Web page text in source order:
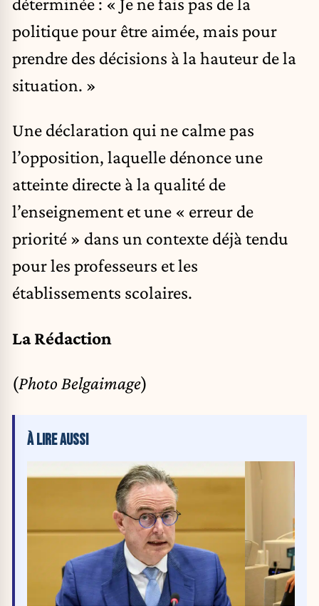
politique pour être aimée, mais pour
prendre des décisions à la hauteur de la
situation. »
Une déclaration qui ne calme pas
l’opposition, laquelle dénonce une
atteinte directe à la qualité de
l’enseignement et une « erreur de
priorité » dans un contexte déjà tendu
pour les professeurs et les
établissements scolaires.
La Rédaction
(Photo Belgaimage)
À LIRE AUSSI